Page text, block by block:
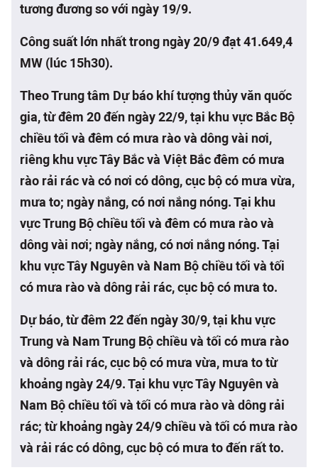
tương đương so với ngày 19/9.
Công suất lớn nhất trong ngày 20/9 đạt 41.649,4
MW (lúc 15h30).
Theo Trung tâm Dự báo khí tượng thủy văn quốc
gia, từ đêm 20 đến ngày 22/9, tại khu vực Bắc Bộ
chiều tối và đêm có mưa rào và dông vài nơi,
riêng khu vực Tây Bắc và Việt Bắc đêm có mưa
rào rải rác và có nơi có dông, cục bộ có mưa vừa,
mưa to; ngày nắng, có nơi nắng nóng. Tại khu
vực Trung Bộ chiều tối và đêm có mưa rào và
dông vài nơi; ngày nắng, có nơi nắng nóng. Tại
khu vực Tây Nguyên và Nam Bộ chiều tối và tối
có mưa rào và dông rải rác, cục bộ có mưa to.
Dự báo, từ đêm 22 đến ngày 30/9, tại khu vực
Trung và Nam Trung Bộ chiều và tối có mưa rào
và dông rải rác, cục bộ có mưa vừa, mưa to từ
khoảng ngày 24/9. Tại khu vực Tây Nguyên và
Nam Bộ chiều tối và tối có mưa rào và dông rải
rác; từ khoảng ngày 24/9 chiều và tối có mưa rào
và rải rác có dông, cục bộ có mưa to đến rất to.